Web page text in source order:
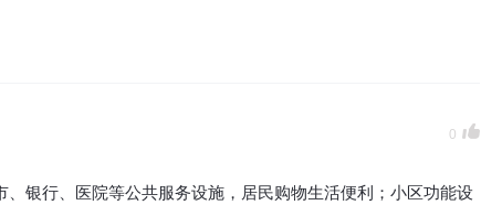
0
银行、医院等公共服务设施，居民购物生活便利；小区功能设